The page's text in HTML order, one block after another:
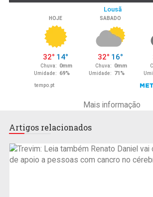
Mais informação
Artigos relacionados